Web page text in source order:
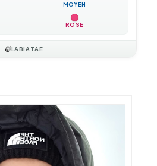
MOYEN
ROSE
🍃LABIATAE